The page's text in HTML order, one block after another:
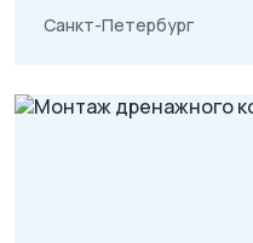
Санкт-Петербург